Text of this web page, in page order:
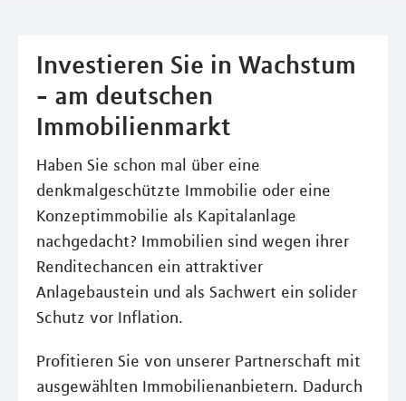
Investieren Sie in Wachstum
- am deutschen
Immobilienmarkt
Haben Sie schon mal über eine
denkmalgeschützte Immobilie oder eine
Konzeptimmobilie als Kapitalanlage
nachgedacht? Immobilien sind wegen ihrer
Renditechancen ein attraktiver
Anlagebaustein und als Sachwert ein solider
Schutz vor Inflation.
Profitieren Sie von unserer Partnerschaft mit
ausgewählten Immobilienanbietern. Dadurch